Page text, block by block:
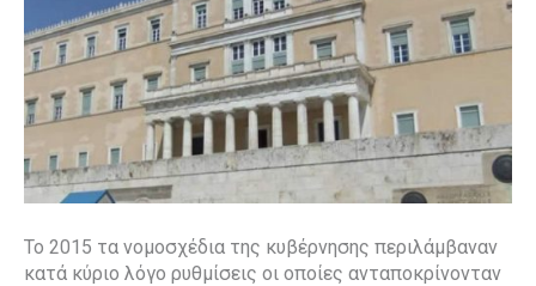
Το 2015 τα νομοσχέδια της κυβέρνησης περιλάμβαναν
κατά κύριο λόγο ρυθμίσεις οι οποίες ανταποκρίνονταν